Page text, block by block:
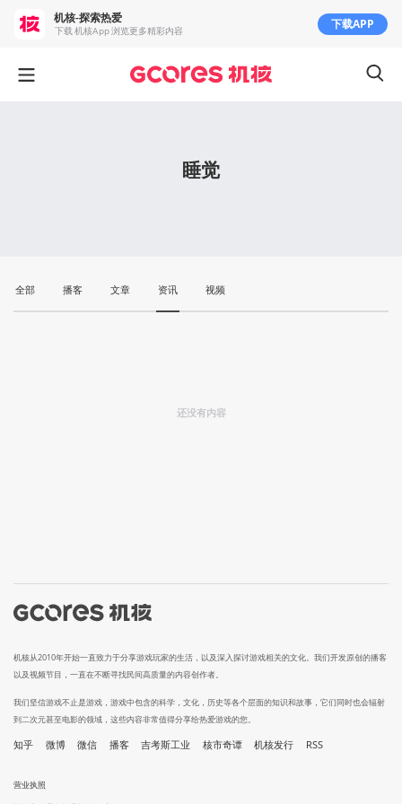
睡觉
全部 播客 文章 资讯 视频
还没有内容
机核从2010年开始一直致力于分享游戏玩家的生活，以及深入探讨游戏相关的文化。我们开发原创的播客
以及视频节目，一直在不断寻找民间高质量的内容创作者。
我们坚信游戏不止是游戏，游戏中包含的科学，文化，历史等各个层面的知识和故事，它们同时也会辐射
到二次元甚至电影的领域，这些内容非常值得分享给热爱游戏的您。
知乎 微博 微信 播客 吉考斯工业 核市奇谭 机核发行 RSS
营业执照
机核-探索热爱
下载 机核App 浏览更多精彩内容 下载APP